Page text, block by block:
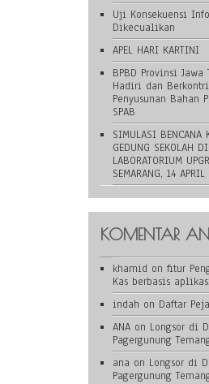
Uji Konsekuensi
Dikecualikan
APEL HARI KARTINI
BPBD Provinsi Jawa
Hadiri dan
Penyusunan Bahan
SPAB
SIMULASI BENCANA
GEDUNG SEKOLAH
LABORATORIUM
SEMARANG, 14
KOMENTAR
khamid on fitur
Kas berbasis
indah on Daftar
ANA on Longsor di
Pagergunung
ana on Longsor di
Pagergunung